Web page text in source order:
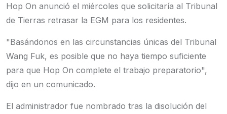
Hop On anunció el miércoles que solicitaría al Tribunal
de Tierras retrasar la EGM para los residentes.
"Basándonos en las circunstancias únicas del Tribunal
Wang Fuk, es posible que no haya tiempo suficiente
para que Hop On complete el trabajo preparatorio",
dijo en un comunicado.
El administrador fue nombrado tras la disolución del